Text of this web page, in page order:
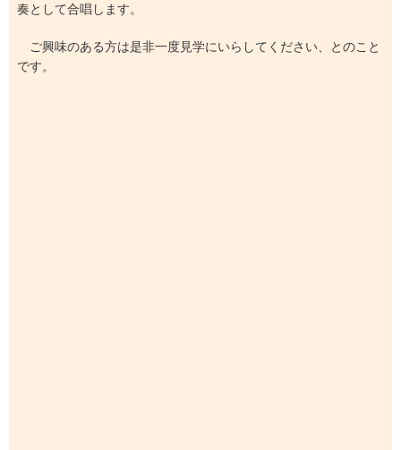
奏として合唱します。
ご興味のある方は是非一度見学にいらしてください、とのこと
です。